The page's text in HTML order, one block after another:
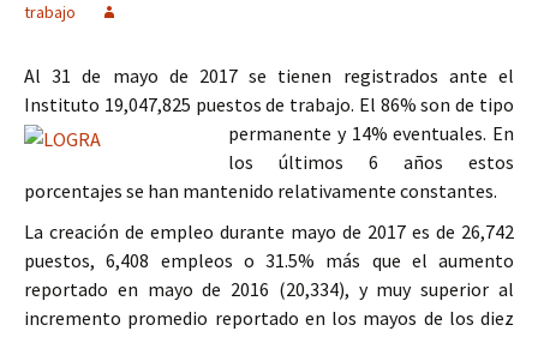
trabajo
Al 31 de mayo de 2017 se tienen registrados ante el
Instituto 19,047,825 puestos de trabajo. El 86% son de tipo
permanente y 14% eventuales. En
los últimos 6 años estos
porcentajes se han mantenido relativamente constantes.
La creación de empleo durante mayo de 2017 es de 26,742
puestos, 6,408 empleos o 31.5% más que el aumento
reportado en mayo de 2016 (20,334), y muy superior al
incremento promedio reportado en los mayos de los diez